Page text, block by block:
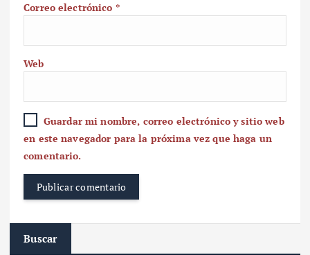
Correo electrónico *
Web
Guardar mi nombre, correo electrónico y sitio web
en este navegador para la próxima vez que haga un
comentario.
Buscar